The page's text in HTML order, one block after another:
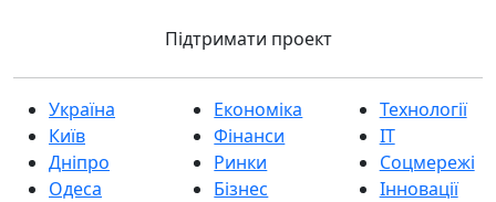
Підтримати проект
Україна
Київ
Дніпро
Одеса
Економіка
Фінанси
Ринки
Бізнес
Технології
IT
Соцмережі
Інновації